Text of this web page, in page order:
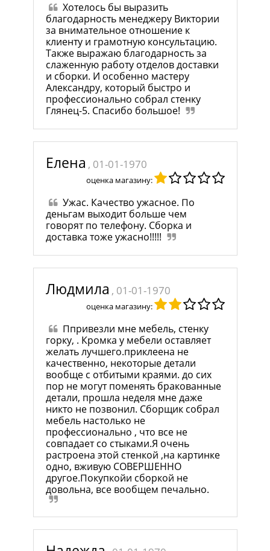
Хотелось бы выразить
благодарность менеджеру Виктории
за внимательное отношение к
клиенту и грамотную консультацию.
Также выражаю благодарность за
слаженную работу отделов доставки
и сборки. И особенно мастеру
Александру, который быстро и
профессионально собрал стенку
Глянец-5. Спасибо большое!
Елена , 01-01-1970
оценка магазину:
Ужас. Качество ужасное. По
деньгам выходит больше чем
говорят по телефону. Сборка и
доставка тоже ужасно!!!!!
Людмила , 01-01-1970
оценка магазину:
Ппривезли мне мебель, стенку
горку, . Кромка у мебели оставляет
желать лучшего.приклеена не
качественно, некоторые детали
вообще с отбитыми краями. до сих
пор не могут поменять бракованные
детали, прошла неделя мне даже
никто не позвонил. Сборщик собрал
мебель настолько не
профессионально , что все не
совпадает со стыками.Я очень
растроена этой стенкой ,на картинке
одно, вживую СОВЕРШЕННО
другое.Покупкойи сборкой не
довольна, все вообщем печально.